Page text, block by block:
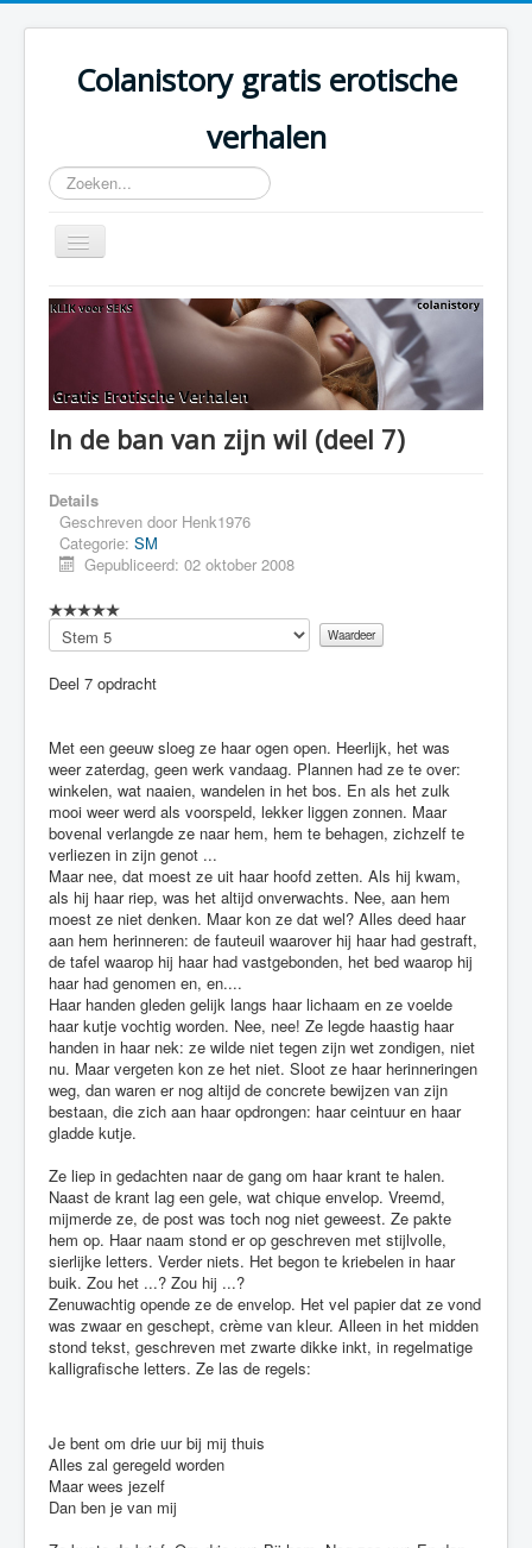
Colanistory gratis erotische
verhalen
Zoeken...
Schakelen
navigatie
Colanistory.eu - Erotische verhalen - Home
In de ban van zijn wil (deel 7)
Details
Geschreven door Henk1976
Categorie: SM
Gepubliceerd: 02 oktober 2008
Voeg
waardering
Deel 7 opdracht
Met een geeuw sloeg ze haar ogen open. Heerlijk, het was
weer zaterdag, geen werk vandaag. Plannen had ze te over:
winkelen, wat naaien, wandelen in het bos. En als het zulk
mooi weer werd als voorspeld, lekker liggen zonnen. Maar
bovenal verlangde ze naar hem, hem te behagen, zichzelf te
verliezen in zijn genot ...
Maar nee, dat moest ze uit haar hoofd zetten. Als hij kwam,
als hij haar riep, was het altijd onverwachts. Nee, aan hem
moest ze niet denken. Maar kon ze dat wel? Alles deed haar
aan hem herinneren: de fauteuil waarover hij haar had gestraft,
de tafel waarop hij haar had vastgebonden, het bed waarop hij
haar had genomen en, en....
Haar handen gleden gelijk langs haar lichaam en ze voelde
haar kutje vochtig worden. Nee, nee! Ze legde haastig haar
handen in haar nek: ze wilde niet tegen zijn wet zondigen, niet
nu. Maar vergeten kon ze het niet. Sloot ze haar herinneringen
weg, dan waren er nog altijd de concrete bewijzen van zijn
bestaan, die zich aan haar opdrongen: haar ceintuur en haar
gladde kutje.
Ze liep in gedachten naar de gang om haar krant te halen.
Naast de krant lag een gele, wat chique envelop. Vreemd,
mijmerde ze, de post was toch nog niet geweest. Ze pakte
hem op. Haar naam stond er op geschreven met stijlvolle,
sierlijke letters. Verder niets. Het begon te kriebelen in haar
buik. Zou het ...? Zou hij ...?
Zenuwachtig opende ze de envelop. Het vel papier dat ze vond
was zwaar en geschept, crème van kleur. Alleen in het midden
stond tekst, geschreven met zwarte dikke inkt, in regelmatige
kalligrafische letters. Ze las de regels:
Je bent om drie uur bij mij thuis
Alles zal geregeld worden
Maar wees jezelf
Dan ben je van mij